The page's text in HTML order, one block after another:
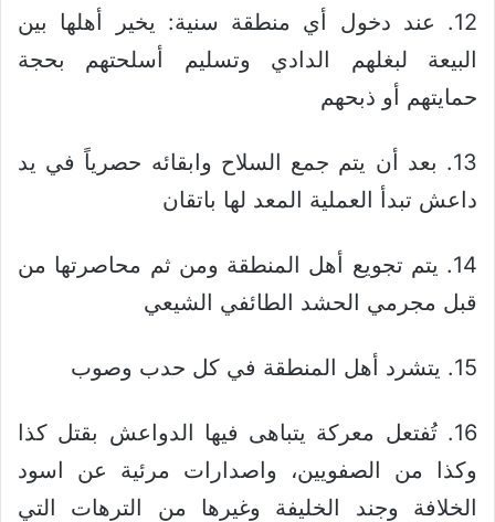
12. عند دخول أي منطقة سنية: يخير أهلها بين
البيعة لبغلهم الدادي وتسليم أسلحتهم بحجة
حمايتهم أو ذبحهم
13. بعد أن يتم جمع السلاح وابقائه حصرياً في يد
داعش تبدأ العملية المعد لها باتقان
14. يتم تجويع أهل المنطقة ومن ثم محاصرتها من
قبل مجرمي الحشد الطائفي الشيعي
15. يتشرد أهل المنطقة في كل حدب وصوب
16. تُفتعل معركة يتباهى فيها الدواعش بقتل كذا
وكذا من الصفويين، واصدارات مرئية عن اسود
الخلافة وجند الخليفة وغيرها من الترهات التي